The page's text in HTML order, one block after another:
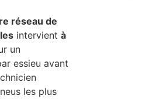
réseau de
intervient à
un
essieu avant
les plus